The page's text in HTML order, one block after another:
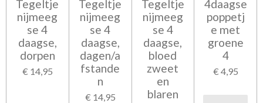
Tegeltje
nijmeeg
se 4
daagse,
dorpen
€ 14,95
Tegeltje
nijmeeg
se 4
daagse,
dagen/a
fstande
n
€ 14,95
Tegeltje
nijmeeg
se 4
daagse,
bloed
zweet
en
blaren
4daagse
poppetj
e met
groene
4
€ 4,95